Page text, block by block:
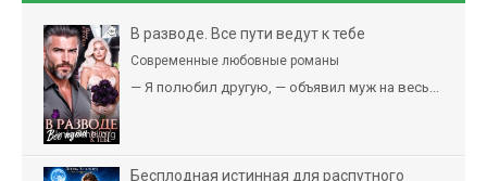
В разводе. Все пути ведут к тебе
Современные любовные романы
— Я полюбил другую, — объявил муж на весь...
Бесплодная истинная для распутного